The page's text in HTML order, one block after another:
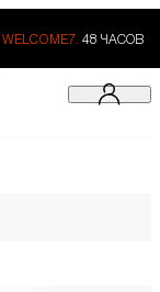
WELCOME7. 48 ЧАСОВ